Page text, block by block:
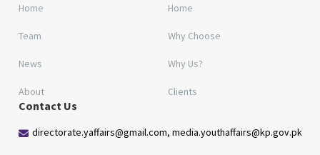
Home
Team
News
About
Home
Why Choose
Why Us?
Clients
Contact Us
directorate.yaffairs@gmail.com, media.youthaffairs@kp.gov.pk